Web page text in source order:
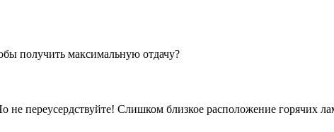
получить максимальную отдачу?
не переусердствуйте! Слишком близкое расположение горячих